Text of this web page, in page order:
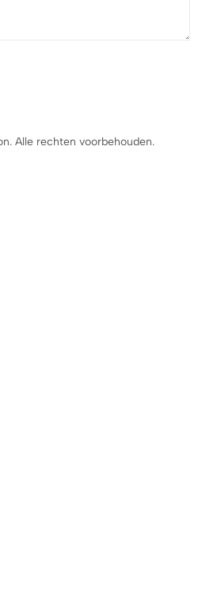
Alle rechten voorbehouden.